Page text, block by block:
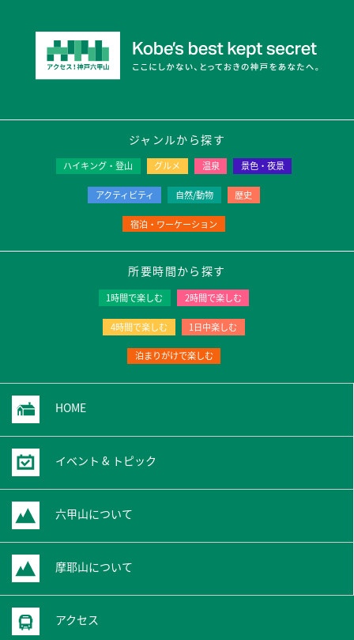
ジャンルから探す
ハイキング・登山 グルメ 温泉 景色・夜景
アクティビティ 自然/動物 歴史
宿泊・ワーケーション
所要時間から探す
1時間で楽しむ 2時間で楽しむ
4時間で楽しむ 1日中楽しむ
泊まりがけで楽しむ
HOME
イベント & トピック
六甲山について
摩耶山について
アクセス